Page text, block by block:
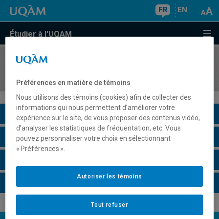
FR EN
Étudier à l'UQAM
COURS//
Description du cours
Horaire - Été 2026
Préférences en matière de témoins
Nous utilisons des témoins (cookies) afin de collecter des
informations qui nous permettent d’améliorer votre
expérience sur le site, de vous proposer des contenus vidéo,
d’analyser les statistiques de fréquentation, etc. Vous
pouvez personnaliser votre choix en sélectionnant
« Préférences ».
Tout refuser
Autoriser les témoins